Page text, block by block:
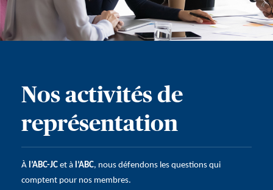
Nos activités de
représentation
À l’ABC-JC et à l’ABC, nous défendons les questions qui
comptent pour nos membres.